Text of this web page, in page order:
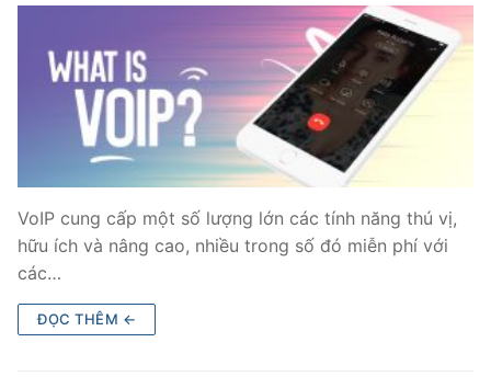
Tổng đài VoIP Yeastar S20
Tổng đài VoIP Yeastar S50
Tổng đài VoIP Yeastar S100
Tổng đài VoIP Yeastar S300
Tổng đài Yeastar Cloud
VoIP cung cấp một số lượng lớn các tính năng thú vị,
hữu ích và nâng cao, nhiều trong số đó miễn phí với
các…
ĐỌC THÊM ←